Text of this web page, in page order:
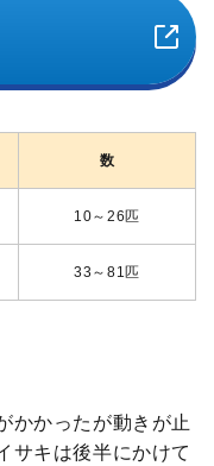
数
10～26匹
33～81匹
かかったが動きが止
サキは後半にかけて